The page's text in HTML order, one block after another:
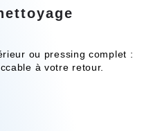
ou pressing complet :
à votre retour.